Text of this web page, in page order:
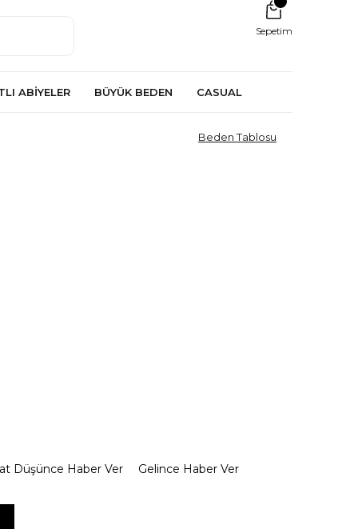
Sepetim
ABİYELER BÜYÜK BEDEN CASUAL
Düşünce Haber Ver Gelince Haber Ver
Beden Tablosu